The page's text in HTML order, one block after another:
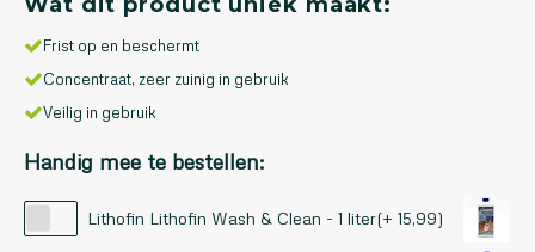
Frist op en beschermt
Concentraat, zeer zuinig in gebruik
Veilig in gebruik
Handig mee te bestellen:
Lithofin Lithofin Wash & Clean - 1 liter(+ 15,99)